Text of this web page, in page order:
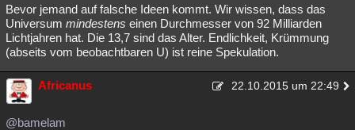
Bevor jemand auf falsche Ideen kommt. Wir wissen, dass das
Universum mindestens einen Durchmesser von 92 Milliarden
Lichtjahren hat. Die 13,7 sind das Alter. Endlichkeit, Krümmung
(abseits vom beobachtbaren U) ist reine Spekulation.
Africanus 22.10.2015 um 22:49
@bamelam